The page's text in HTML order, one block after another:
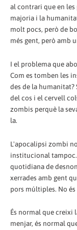
al contrari que en les
majoria i la
molt pocs, però de
més gent, però amb
I el problema que
Com es tomben les
des de la humanitat?
del cos i el cervell
zombis perquè la
la.
L'apocalipsi zombi
institucional tampoc.
quotidiana de
xerrades amb gent
pors múltiples. No
És normal que creixi
menjar, és normal